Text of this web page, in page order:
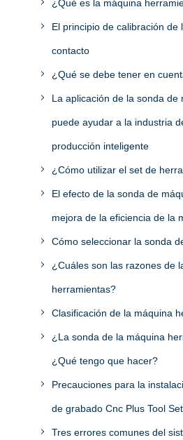
¿Qué es la máquina
El principio de calibración
contacto
¿Qué se debe tener en
La aplicación de la sonda de
puede ayudar a la industria
producción inteligente
¿Cómo utilizar el set de
El efecto de la sonda de
mejora de la eficiencia de la
Cómo seleccionar la sonda
¿Cuáles son las razones de
herramientas?
Clasificación de la máquina
¿La sonda de la máquina
¿Qué tengo que hacer?
Precauciones para la
de grabado Cnc Plus Tool
Tres errores comunes del